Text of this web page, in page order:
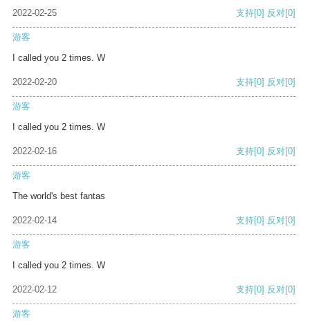
2022-02-25 支持[0] 反对[0]
游客
I called you 2 times. W
2022-02-20 支持[0] 反对[0]
游客
I called you 2 times. W
2022-02-16 支持[0] 反对[0]
游客
The world's best fantas
2022-02-14 支持[0] 反对[0]
游客
I called you 2 times. W
2022-02-12 支持[0] 反对[0]
游客